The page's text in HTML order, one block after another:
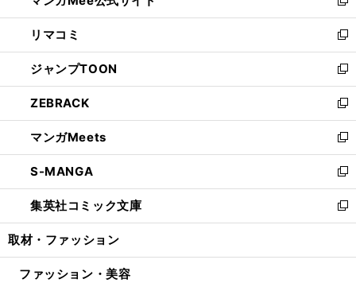
ウ
で
開
く
ン
ド
ウ
で
開
く
い
ウ
ィ
ン
ド
ウ
で
開
く
新
し
い
ウ
ィ
ン
ド
ウ
で
開
く
リマコミ
新
し
い
ウ
ィ
ン
ド
ウ
で
開
く
ジャンプTOON
新
し
い
ウ
ィ
ン
ド
ウ
で
開
ZEBRACK
新
し
い
ウ
ィ
ン
ド
ウ
開
マンガMeets
新
し
い
ウ
ィ
ン
ウ
S-MANGA
新
し
い
ウ
ン
集英社コミック文庫
新
し
ウ
取材・ファッション
ファッション・美容